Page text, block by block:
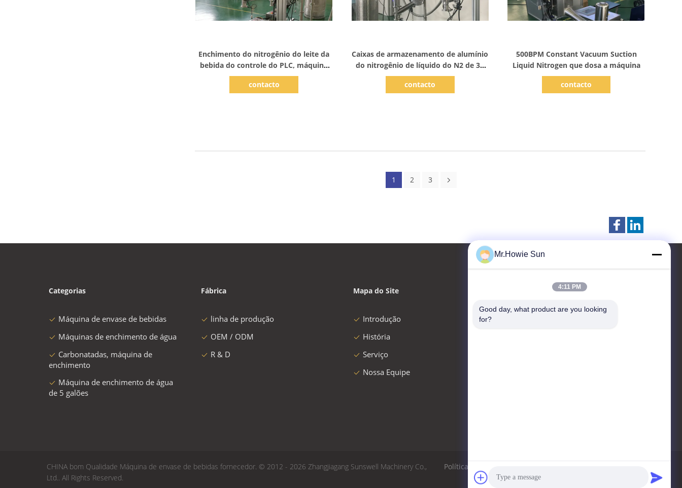
Enchimento do nitrogênio do leite da
bebida do controle do PLC, máquina
de enchimento do ar do nitrogênio
sem Frost
contacto
Caixas de armazenamento de alumínio
do nitrogênio de líquido do N2 de 35
litros
contacto
500BPM Constant Vacuum Suction
Liquid Nitrogen que dosa a máquina
contacto
1 2 3
Categorias
Máquina de envase de bebidas
Máquinas de enchimento de água
Carbonatadas, máquina de
enchimento
Máquina de enchimento de água
de 5 galões
Fábrica
linha de produção
OEM / ODM
R & D
Mapa do Site
Introdução
História
Serviço
Nossa Equipe
Zhangjiagang Sunswell
Política de Privacidade
CHINA bom Qualidade Máquina de envase de bebidas fornecedor. © 2012 - 2026 Zhangjiagang Sunswell Machinery Co.,
Ltd.. All Rights Reserved.
Mr.Howie Sun
4:11 PM
Good day, what product are you looking
for?